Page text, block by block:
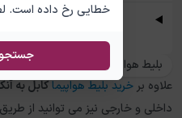
خطایی رخ داده است.
بلیط هواپیما آنکارا به کابل
علاوه بر خرید بلیط هواپیما کابلبه
داخلی و خارجی نیز می توانید از طریق